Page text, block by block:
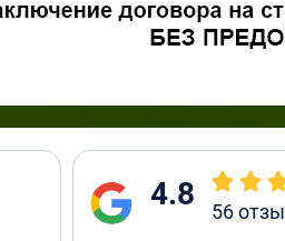
4.8 56